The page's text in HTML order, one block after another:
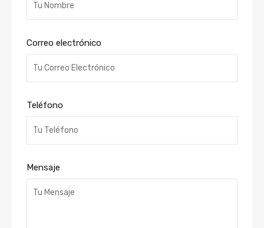
Correo electrónico
Teléfono
Mensaje